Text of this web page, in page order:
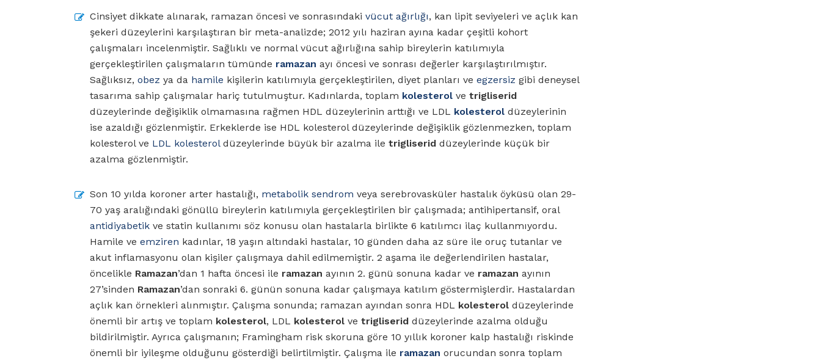
Cinsiyet dikkate alınarak, ramazan öncesi ve sonrasındaki vücut ağırlığı, kan lipit seviyeleri ve açlık kan
şekeri düzeylerini karşılaştıran bir meta-analizde; 2012 yılı haziran ayına kadar çeşitli kohort
çalışmaları incelenmiştir. Sağlıklı ve normal vücut ağırlığına sahip bireylerin katılımıyla
gerçekleştirilen çalışmaların tümünde ramazan ayı öncesi ve sonrası değerler karşılaştırılmıştır.
Sağlıksız, obez ya da hamile kişilerin katılımıyla gerçekleştirilen, diyet planları ve egzersiz gibi deneysel
tasarıma sahip çalışmalar hariç tutulmuştur. Kadınlarda, toplam kolesterol ve trigliserid
düzeylerinde değişiklik olmamasına rağmen HDL düzeylerinin arttığı ve LDL kolesterol düzeylerinin
ise azaldığı gözlenmiştir. Erkeklerde ise HDL kolesterol düzeylerinde değişiklik gözlenmezken, toplam
kolesterol ve LDL kolesteroldüzeylerinde büyük bir azalma ile trigliserid düzeylerinde küçük bir
azalma gözlenmiştir.
Son 10 yılda koroner arter hastalığı, metabolik sendrom veya serebrovasküler hastalık öyküsü olan 29-
70 yaş aralığındaki gönüllü bireylerin katılımıyla gerçekleştirilen bir çalışmada; antihipertansif, oral
antidiyabetik ve statin kullanımı söz konusu olan hastalarla birlikte 6 katılımcı ilaç kullanmıyordu.
Hamile ve emziren kadınlar, 18 yaşın altındaki hastalar, 10 günden daha az süre ile oruç tutanlar ve
akut inflamasyonu olan kişiler çalışmaya dahil edilmemiştir. 2 aşama ile değerlendirilen hastalar,
öncelikle Ramazan’dan 1 hafta öncesi ile ramazan ayının 2. günü sonuna kadar ve ramazan ayının
27’sinden Ramazan’dan sonraki 6. günün sonuna kadar çalışmaya katılım göstermişlerdir. Hastalardan
açlık kan örnekleri alınmıştır. Çalışma sonunda; ramazan ayından sonra HDL kolesterol düzeylerinde
önemli bir artış ve toplam kolesterol, LDL kolesterol ve trigliserid düzeylerinde azalma olduğu
bildirilmiştir. Ayrıca çalışmanın; Framingham risk skoruna göre 10 yıllık koroner kalp hastalığı riskinde
önemli bir iyileşme olduğunu gösterdiği belirtilmiştir. Çalışma ile ramazan orucundan sonra toplam